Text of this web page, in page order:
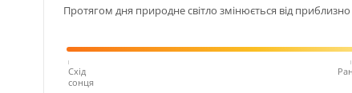
Протягом дня природне світло змінюється від приблизно
Схід
сонця